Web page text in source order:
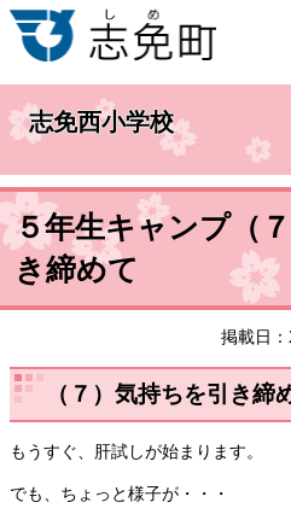
志免西小学校
５年生キャンプ（
き締めて
掲載日：
（７）気持ちを引き締
もうすぐ、肝試しが始まります。
でも、ちょっと様子が・・・